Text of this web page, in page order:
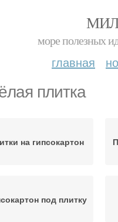
море полезных
главная
плитка
на гипсокартон
под плитку